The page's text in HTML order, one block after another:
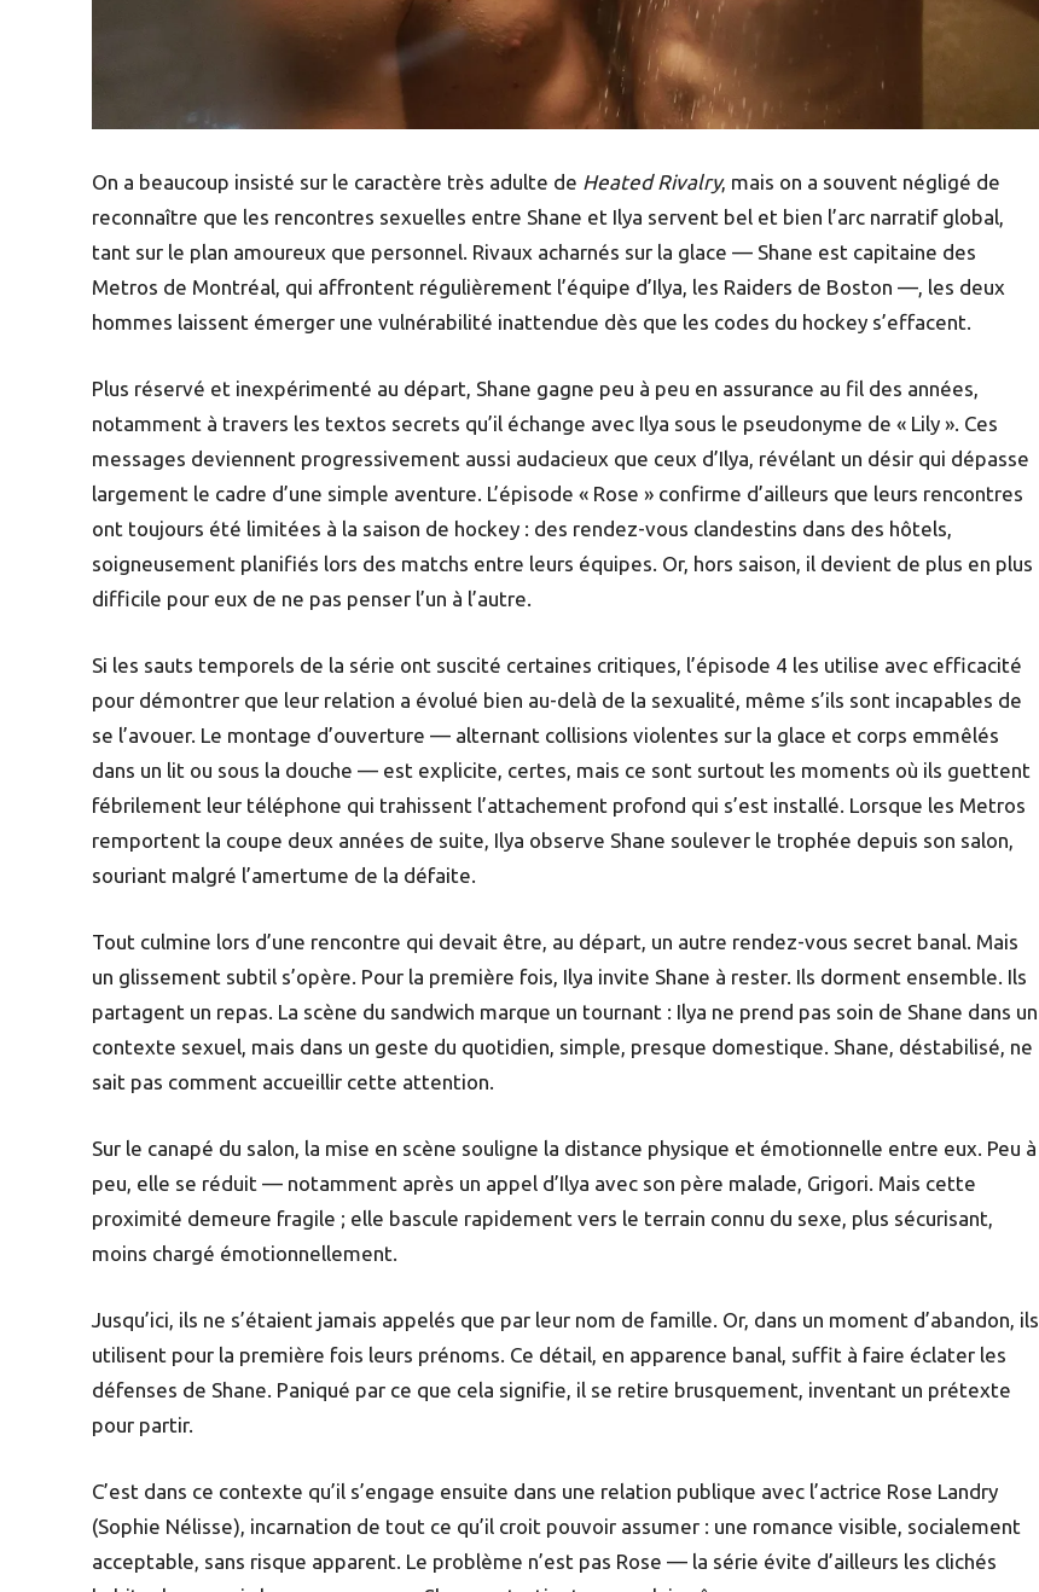
On a beaucoup insisté sur le caractère très adulte de Heated Rivalry, mais on a souvent négligé de
reconnaître que les rencontres sexuelles entre Shane et Ilya servent bel et bien l’arc narratif global,
tant sur le plan amoureux que personnel. Rivaux acharnés sur la glace — Shane est capitaine des
Metros de Montréal, qui affrontent régulièrement l’équipe d’Ilya, les Raiders de Boston —, les deux
hommes laissent émerger une vulnérabilité inattendue dès que les codes du hockey s’effacent.
Plus réservé et inexpérimenté au départ, Shane gagne peu à peu en assurance au fil des années,
notamment à travers les textos secrets qu’il échange avec Ilya sous le pseudonyme de « Lily ». Ces
messages deviennent progressivement aussi audacieux que ceux d’Ilya, révélant un désir qui dépasse
largement le cadre d’une simple aventure. L’épisode « Rose » confirme d’ailleurs que leurs rencontres
ont toujours été limitées à la saison de hockey : des rendez-vous clandestins dans des hôtels,
soigneusement planifiés lors des matchs entre leurs équipes. Or, hors saison, il devient de plus en plus
difficile pour eux de ne pas penser l’un à l’autre.
Si les sauts temporels de la série ont suscité certaines critiques, l’épisode 4 les utilise avec efficacité
pour démontrer que leur relation a évolué bien au-delà de la sexualité, même s’ils sont incapables de
se l’avouer. Le montage d’ouverture — alternant collisions violentes sur la glace et corps emmêlés
dans un lit ou sous la douche — est explicite, certes, mais ce sont surtout les moments où ils guettent
fébrilement leur téléphone qui trahissent l’attachement profond qui s’est installé. Lorsque les Metros
remportent la coupe deux années de suite, Ilya observe Shane soulever le trophée depuis son salon,
souriant malgré l’amertume de la défaite.
Tout culmine lors d’une rencontre qui devait être, au départ, un autre rendez-vous secret banal. Mais
un glissement subtil s’opère. Pour la première fois, Ilya invite Shane à rester. Ils dorment ensemble. Ils
partagent un repas. La scène du sandwich marque un tournant : Ilya ne prend pas soin de Shane dans un
contexte sexuel, mais dans un geste du quotidien, simple, presque domestique. Shane, déstabilisé, ne
sait pas comment accueillir cette attention.
Sur le canapé du salon, la mise en scène souligne la distance physique et émotionnelle entre eux. Peu à
peu, elle se réduit — notamment après un appel d’Ilya avec son père malade, Grigori. Mais cette
proximité demeure fragile ; elle bascule rapidement vers le terrain connu du sexe, plus sécurisant,
moins chargé émotionnellement.
Jusqu’ici, ils ne s’étaient jamais appelés que par leur nom de famille. Or, dans un moment d’abandon, ils
utilisent pour la première fois leurs prénoms. Ce détail, en apparence banal, suffit à faire éclater les
défenses de Shane. Paniqué par ce que cela signifie, il se retire brusquement, inventant un prétexte
pour partir.
C’est dans ce contexte qu’il s’engage ensuite dans une relation publique avec l’actrice Rose Landry
(Sophie Nélisse), incarnation de tout ce qu’il croit pouvoir assumer : une romance visible, socialement
acceptable, sans risque apparent. Le problème n’est pas Rose — la série évite d’ailleurs les clichés